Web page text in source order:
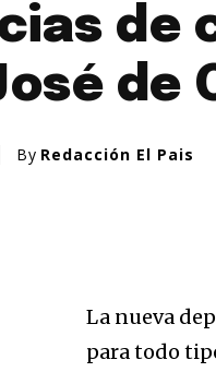
de
de
By Redacción El Pais
La nueva
para todo